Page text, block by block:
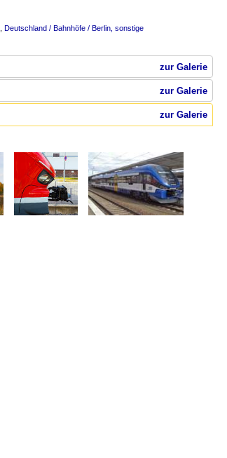
Deutschland / Bahnhöfe / Berlin, sonstige
zur Galerie
zur Galerie
zur Galerie